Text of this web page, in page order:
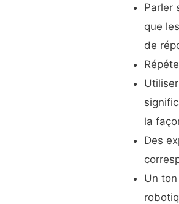
Parler
que
de
la
Des
Un